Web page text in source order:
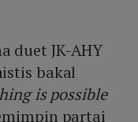
duet JK-AHY
bakal
is possible
partai